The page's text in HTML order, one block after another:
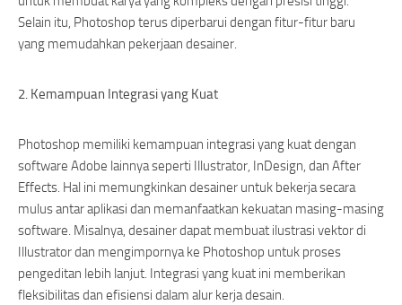
Selain itu, Photoshop terus diperbarui dengan fitur-fitur baru
yang memudahkan pekerjaan desainer.
2. Kemampuan Integrasi yang Kuat
Photoshop memiliki kemampuan integrasi yang kuat dengan
software Adobe lainnya seperti Illustrator, InDesign, dan After
Effects. Hal ini memungkinkan desainer untuk bekerja secara
mulus antar aplikasi dan memanfaatkan kekuatan masing-masing
software. Misalnya, desainer dapat membuat ilustrasi vektor di
Illustrator dan mengimpornya ke Photoshop untuk proses
pengeditan lebih lanjut. Integrasi yang kuat ini memberikan
fleksibilitas dan efisiensi dalam alur kerja desain.